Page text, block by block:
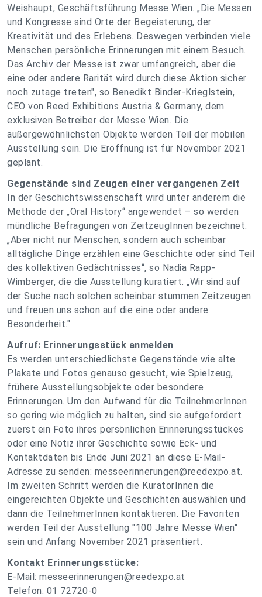
Weishaupt, Geschäftsführung Messe Wien. „Die Messen
und Kongresse sind Orte der Begeisterung, der
Kreativität und des Erlebens. Deswegen verbinden viele
Menschen persönliche Erinnerungen mit einem Besuch.
Das Archiv der Messe ist zwar umfangreich, aber die
eine oder andere Rarität wird durch diese Aktion sicher
noch zutage treten", so Benedikt Binder-Krieglstein,
CEO von Reed Exhibitions Austria & Germany, dem
exklusiven Betreiber der Messe Wien. Die
außergewöhnlichsten Objekte werden Teil der mobilen
Ausstellung sein. Die Eröffnung ist für November 2021
geplant.
Gegenstände sind Zeugen einer vergangenen Zeit
In der Geschichtswissenschaft wird unter anderem die
Methode der „Oral History“ angewendet – so werden
mündliche Befragungen von ZeitzeugInnen bezeichnet.
„Aber nicht nur Menschen, sondern auch scheinbar
alltägliche Dinge erzählen eine Geschichte oder sind Teil
des kollektiven Gedächtnisses“, so Nadia Rapp-
Wimberger, die die Ausstellung kuratiert. „Wir sind auf
der Suche nach solchen scheinbar stummen Zeitzeugen
und freuen uns schon auf die eine oder andere
Besonderheit."
Aufruf: Erinnerungsstück anmelden
Es werden unterschiedlichste Gegenstände wie alte
Plakate und Fotos genauso gesucht, wie Spielzeug,
frühere Ausstellungsobjekte oder besondere
Erinnerungen. Um den Aufwand für die TeilnehmerInnen
so gering wie möglich zu halten, sind sie aufgefordert
zuerst ein Foto ihres persönlichen Erinnerungsstückes
oder eine Notiz ihrer Geschichte sowie Eck- und
Kontaktdaten bis Ende Juni 2021 an diese E-Mail-
Adresse zu senden: messeerinnerungen@reedexpo.at.
Im zweiten Schritt werden die KuratorInnen die
eingereichten Objekte und Geschichten auswählen und
dann die TeilnehmerInnen kontaktieren. Die Favoriten
werden Teil der Ausstellung "100 Jahre Messe Wien"
sein und Anfang November 2021 präsentiert.
Kontakt Erinnerungsstücke:
E-Mail: messeerinnerungen@reedexpo.at
Telefon: 01 72720-0